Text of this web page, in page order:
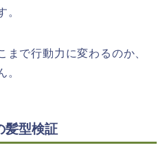
。
まで行動力に変わるのか、
。
髪型検証